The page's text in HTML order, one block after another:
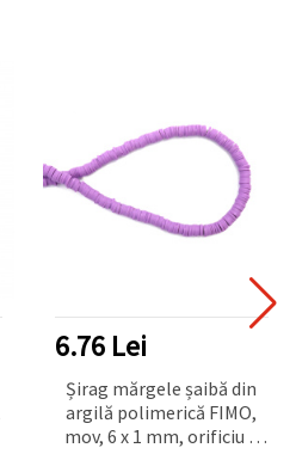
6.76 Lei
Șirag mărgele șaibă din
argilă polimerică FIMO,
mov, 6 x 1 mm, orificiu 2